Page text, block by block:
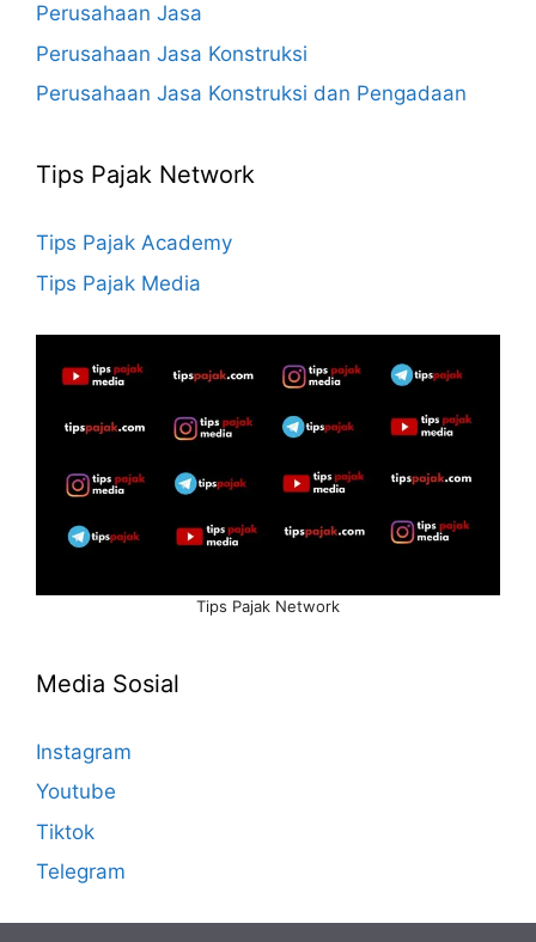
Perusahaan Jasa
Perusahaan Jasa Konstruksi
Perusahaan Jasa Konstruksi dan Pengadaan
Tips Pajak Network
Tips Pajak Academy
Tips Pajak Media
Tips Pajak Network
Media Sosial
Instagram
Youtube
Tiktok
Telegram